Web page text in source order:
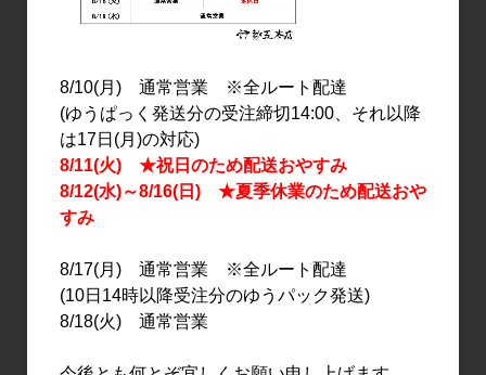
3,100円
金鼓 水もと仕込み 濁酒 生
1,700円
日本酒 日本酒
8/10(月) 通常営業 ※全ルート配達
(ゆうぱっく発送分の受注締切14:00、それ以降
は17日(月)の対応)
8/11(火) ★祝日のため配送おやすみ
8/12(水)～8/16(日) ★夏季休業のため配送おや
すみ
8/17(月) 通常営業 ※全ルート配達
(10日14時以降受注分のゆうパック発送)
8/18(火) 通常営業